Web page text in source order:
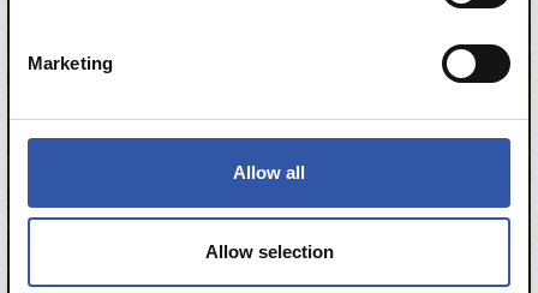
Marketing
Allow all
Allow selection